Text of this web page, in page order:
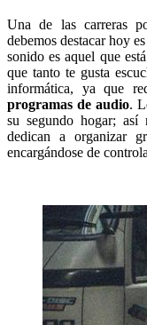
Una de las carreras
debemos destacar hoy
sonido es aquel que
que tanto te gusta
informática, ya que
programas de audio.
su segundo hogar; así
dedican a organizar
encargándose de